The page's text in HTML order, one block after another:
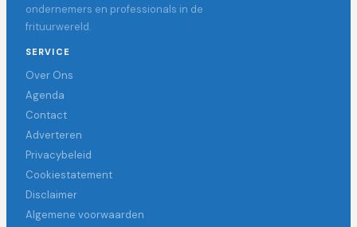
ondernemers en professionals in de
frituurwereld.
SERVICE
Over Ons
Agenda
Contact
Adverteren
Privacybeleid
Cookiestatement
Disclaimer
Algemene voorwaarden